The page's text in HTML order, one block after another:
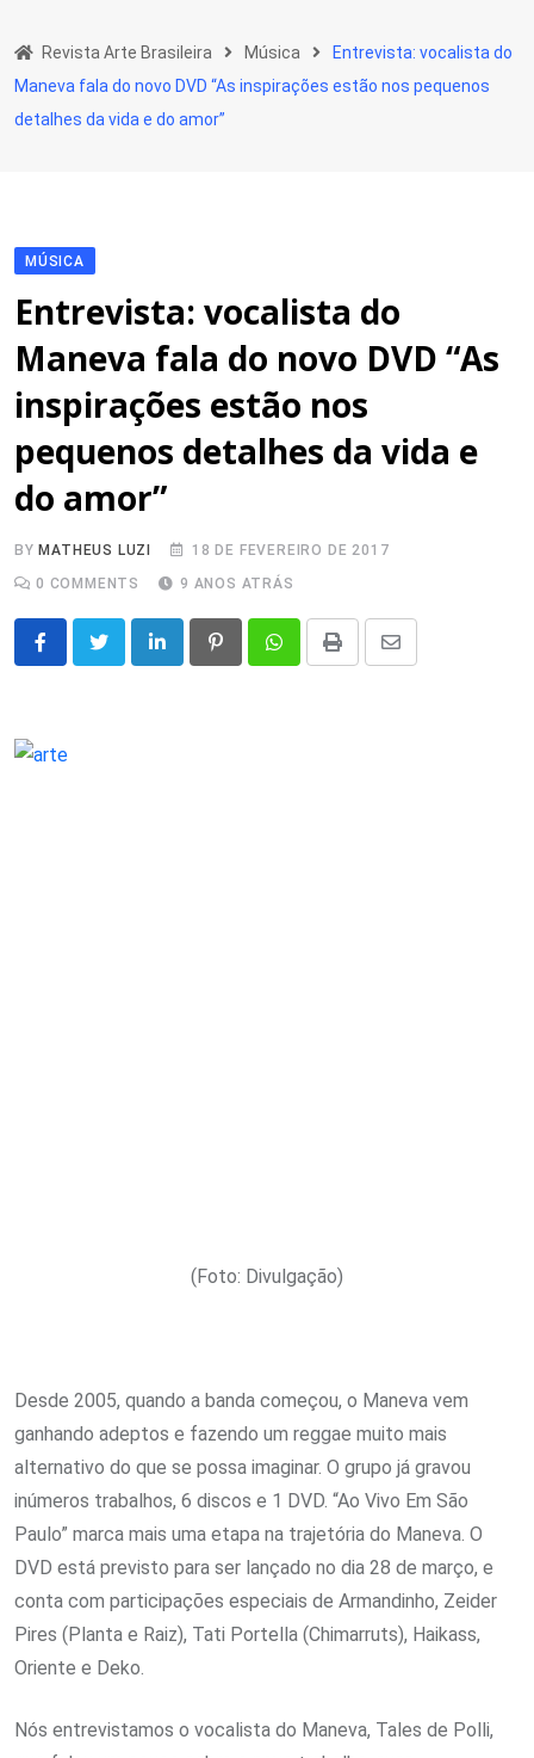
to
content
Revista Arte Brasileira Música
Entrevista: vocalista do
Maneva fala do novo DVD “As inspirações estão nos pequenos
detalhes da vida e do amor”
MÚSICA
Entrevista: vocalista do
Maneva fala do novo DVD “As
inspirações estão nos
pequenos detalhes da vida e
do amor”
BY MATHEUS LUZI
18 DE FEVEREIRO DE 2017
0 COMMENTS 9 ANOS ATRÁS
LinkedIn PinterestWhatsappPrint
Share
(Foto: Divulgação)
Desde 2005, quando a banda começou, o Maneva vem
ganhando adeptos e fazendo um reggae muito mais
alternativo do que se possa imaginar. O grupo já gravou
inúmeros trabalhos, 6 discos e 1 DVD. “Ao Vivo Em São
Paulo” marca mais uma etapa na trajetória do Maneva. O
DVD está previsto para ser lançado no dia 28 de março, e
conta com participações especiais de Armandinho, Zeider
Pires (Planta e Raiz), Tati Portella (Chimarruts), Haikass,
Oriente e Deko.
Nós entrevistamos o vocalista do Maneva, Tales de Polli,